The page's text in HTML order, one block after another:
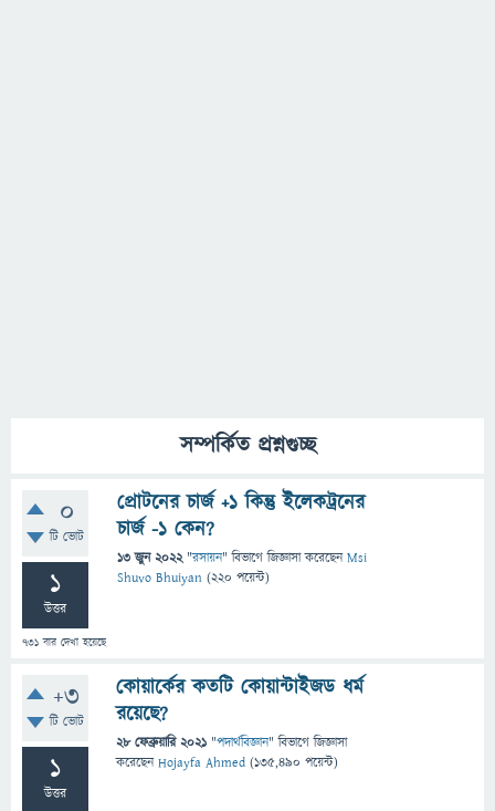
সম্পর্কিত প্রশ্নগুচ্ছ
0
টি ভোট
1
উত্তর
731 বার দেখা হয়েছে
প্রোটনের চার্জ +১ কিন্তু ইলেকট্রনের
চার্জ -১ কেন?
13 জুন 2022 "রসায়ন" বিভাগে জিজ্ঞাসাকরেছেনMsi
Shuvo Bhuiyan (220 পয়েন্ট)
+3
টি ভোট
1
উত্তর
কোয়ার্কের কতটি কোয়ান্টাইজড ধর্ম
রয়েছে?
28 ফেব্রুয়ারি 2021 "পদার্থবিজ্ঞান" বিভাগে জিজ্ঞাসা
করেছেনHojayfa Ahmed (135,490 পয়েন্ট)